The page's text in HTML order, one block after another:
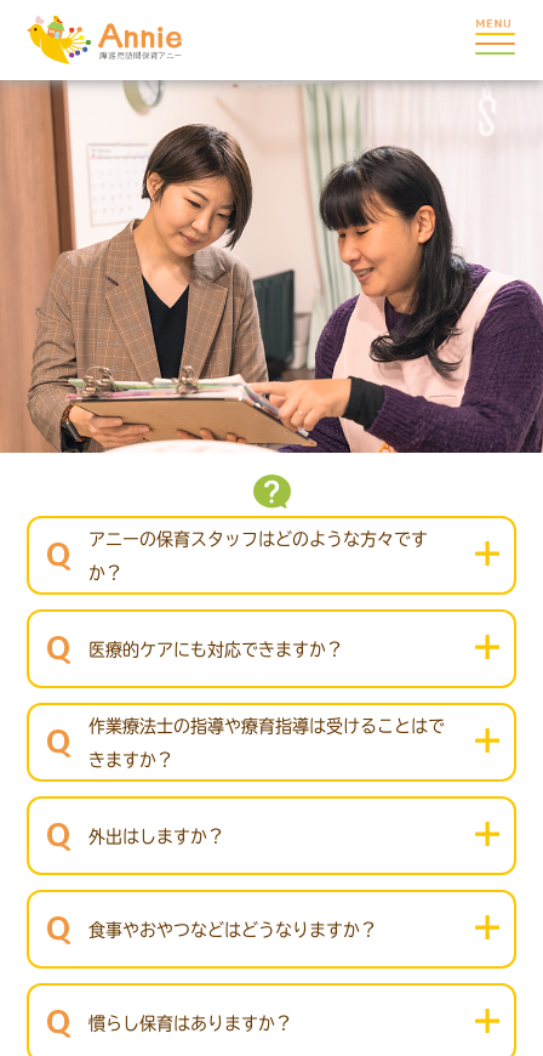
アニーの保育スタッフはどのような方々です
か？
医療的ケアにも対応できますか？
作業療法士の指導や療育指導は受けることはで
きますか？
外出はしますか？
食事やおやつなどはどうなりますか？
慣らし保育はありますか？